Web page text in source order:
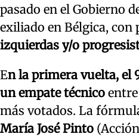
pasado en el Gobierno
exiliado en Bélgica, con
izquierdas y/o
En la primera vuelta, el
un empate técnico
más votados. La
María José Pinto